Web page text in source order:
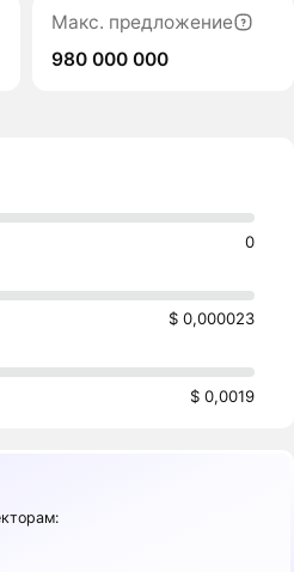
Макс. предложение
980 000 000
0
$ 0,000023
$ 0,0019